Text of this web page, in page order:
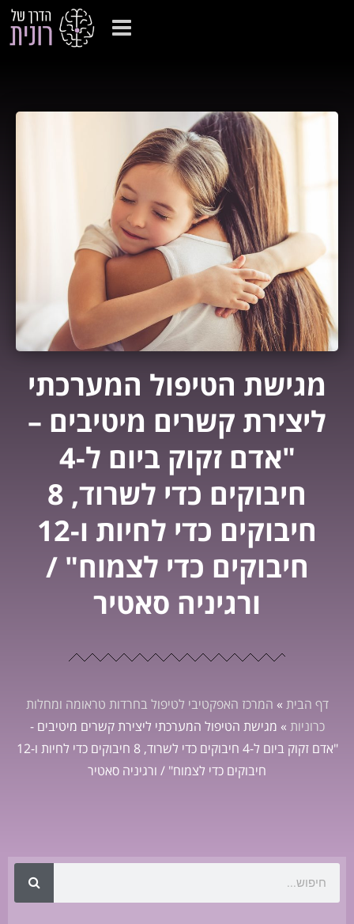
מגישת הטיפול המערכתי
ליצירת קשרים מיטיבים –
"אדם זקוק ביום ל-4
חיבוקים כדי לשרוד, 8
חיבוקים כדי לחיות ו-12
חיבוקים כדי לצמוח" /
ורגיניה סאטיר
דף הבית » המרכז האפקטיבי לטיפול בחרדות טראומה ומחלות
כרוניות » מגישת הטיפול המערכתי ליצירת קשרים מיטיבים -
"אדם זקוק ביום ל-4 חיבוקים כדי לשרוד, 8 חיבוקים כדי לחיות ו-12
חיבוקים כדי לצמוח" / ורגיניה סאטיר